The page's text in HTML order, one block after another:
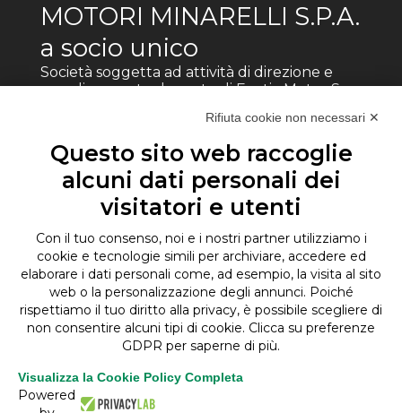
MOTORI MINARELLI S.P.A.
a socio unico
Società soggetta ad attività di direzione e
coordinamento da parte di Fantic Motor Spa
Via s.Vitalino 19, 40012 - Calderara di Reno
(BO)
Partita IVA: 00502311202
©Motori Minarelli Spa
Codice etico
Whistleblowing
Per segnalazioni di whistleblowing secondo
procedura scaricabile al link indicato, inviare e-mail a
odvmotoriminarelli@legalmail.it
Gli aiuti di Stato e gli aiuti de minimis ricevuti dalla
nostra impresa sono contenuti nel Registro nazionale
consultabiliqui
Rifiuta cookie non necessari ✕
Questo sito web raccoglie
alcuni dati personali dei
visitatori e utenti
Con il tuo consenso, noi e i nostri partner utilizziamo i
cookie e tecnologie simili per archiviare, accedere ed
elaborare i dati personali come, ad esempio, la visita al sito
web o la personalizzazione degli annunci. Poiché
rispettiamo il tuo diritto alla privacy, è possibile scegliere di
non consentire alcuni tipi di cookie. Clicca su preferenze
GDPR per saperne di più.
Visualizza la Cookie Policy Completa
Powered